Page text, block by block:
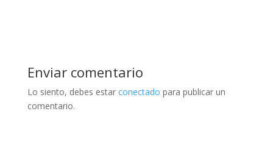
Enviar comentario
Lo siento, debes estar conectado para publicar un
comentario.